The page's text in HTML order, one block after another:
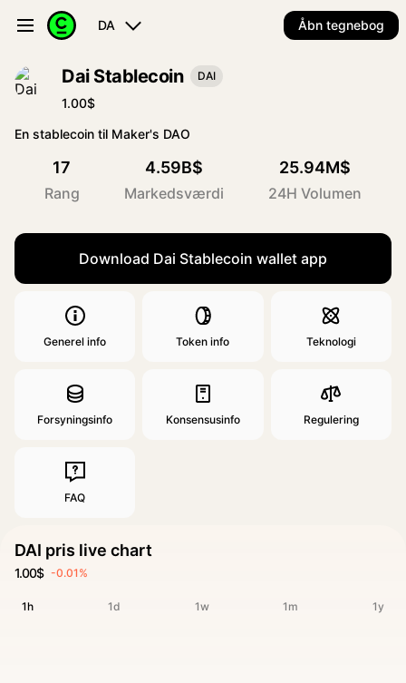
DA Åbn tegnebog
Dai Stablecoin DAI
1.00$
En stablecoin til Maker's DAO
17
Rang
4.59B$
Markedsværdi
25.94M$
24H Volumen
Download Dai Stablecoin wallet app
Generel info Token info Teknologi
Forsyningsinfo Konsensusinfo Regulering
FAQ
DAI pris live chart
1.00$ -0.01%
1h 1d 1w 1m 1y